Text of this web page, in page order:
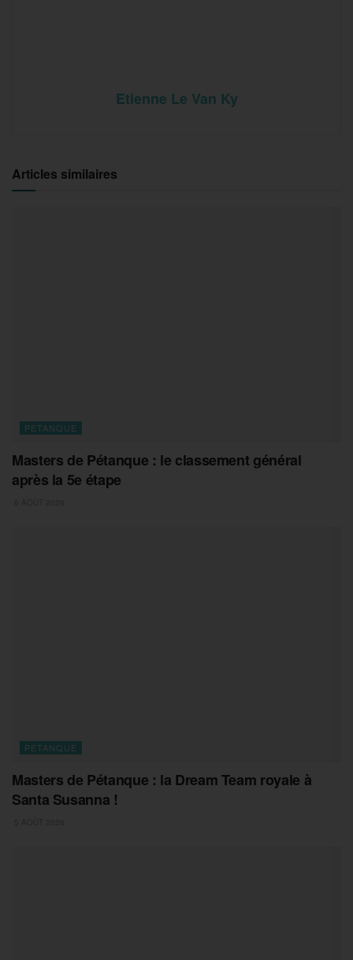
Etienne Le Van Ky
Articles similaires
PETANQUE
Masters de Pétanque : le classement général
après la 5e étape
PETANQUE
Masters de Pétanque : la Dream Team royale à
Santa Susanna !